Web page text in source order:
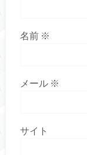
名前 ※
メール ※
サイト